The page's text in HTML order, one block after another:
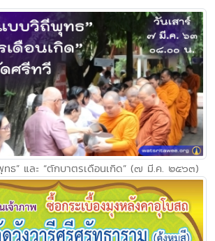
ธ” และ “ตักบาตรเดือนเกิด” (๗ มี.ค. ๒๕๖๓)